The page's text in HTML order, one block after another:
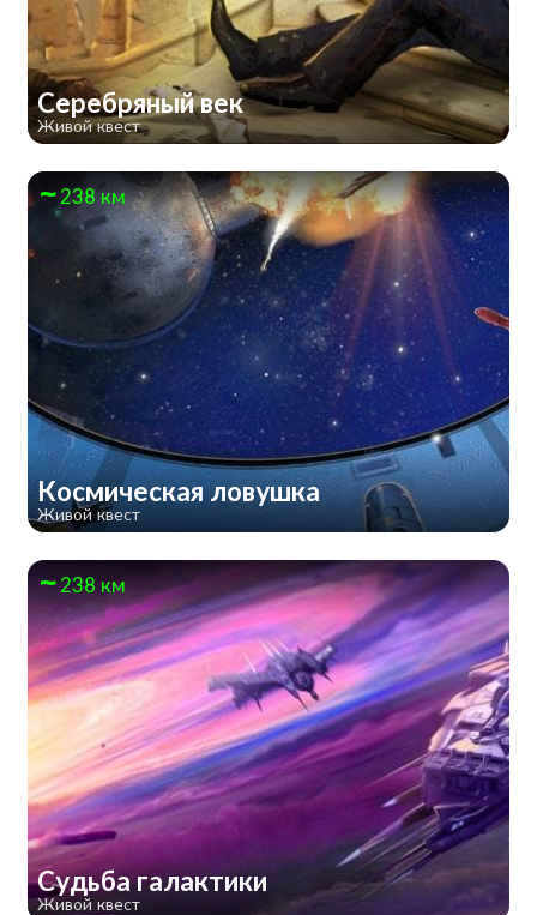
Серебряный век
Живой квест
238 км
Космическая ловушка
Живой квест
238 км
Судьба галактики
Живой квест